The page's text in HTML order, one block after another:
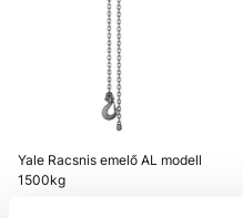
Yale Racsnis emelő AL modell
1500kg